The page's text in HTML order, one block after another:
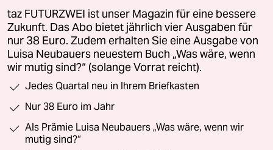
taz FUTURZWEI ist unser Magazin für eine bessere
Zukunft. Das Abo bietet jährlich vier Ausgaben für
nur 38 Euro. Zudem erhalten Sie eine Ausgabe von
Luisa Neubauers neuestem Buch „Was wäre, wenn
wir mutig sind?“ (solange Vorrat reicht).
Jedes Quartal neu in Ihrem Briefkasten
Nur 38 Euro im Jahr
Als Prämie Luisa Neubauers „Was wäre, wenn wir
mutig sind?“